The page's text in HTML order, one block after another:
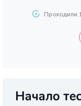
Проходили
Начало